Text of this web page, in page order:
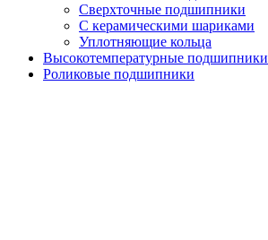
Сверхточные подшипники
С керамическими шариками
Уплотняющие кольца
Высокотемпературные подшипники
Роликовые подшипники